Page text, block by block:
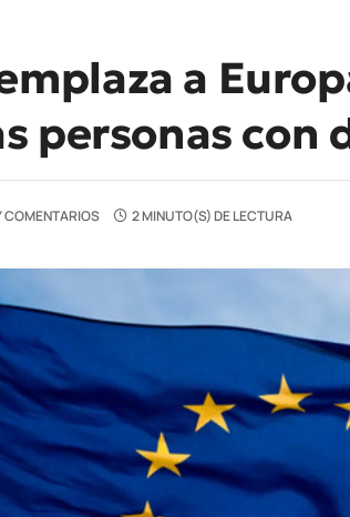
a
personas con
COMENTARIOS 2 MINUTO(S) DE LECTURA